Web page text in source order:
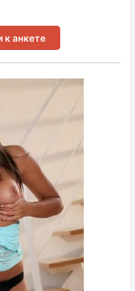
к анкете